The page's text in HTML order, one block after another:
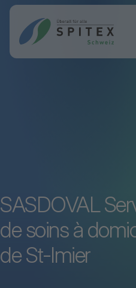
SASDOVAL
de soins à
de St-Imier